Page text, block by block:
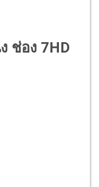
ช่อง 7HD